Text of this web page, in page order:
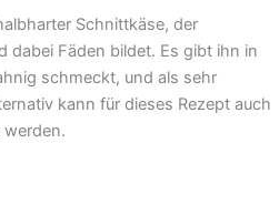
Schnittkäse, der
dabei Fäden bildet. Es gibt ihn in
schmeckt, und als sehr
kann für dieses Rezept auch
werden.